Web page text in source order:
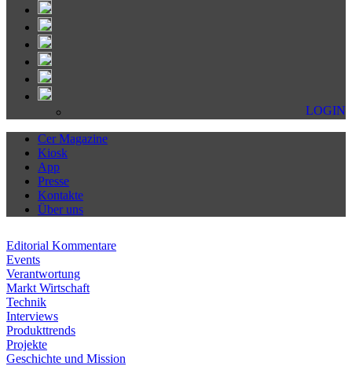
LOGIN
Cer Magazine
Kiosk
App
Presse
Kontakte
Über uns
Editorial Kommentare
Events
Verantwortung
Markt Wirtschaft
Technik
Interviews
Produkttrends
Projekte
Geschichte und Mission